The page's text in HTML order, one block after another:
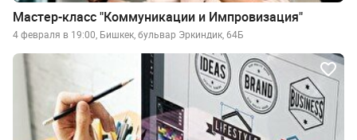
Мастер-класс "Коммуникации и Импровизация"
4 февраля в 19:00, Бишкек, бульвар Эркиндик, 64Б